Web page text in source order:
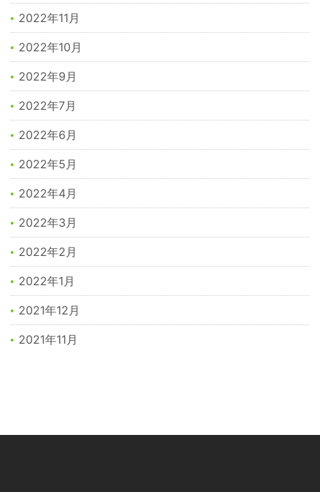
2022年11月
2022年10月
2022年9月
2022年7月
2022年6月
2022年5月
2022年4月
2022年3月
2022年2月
2022年1月
2021年12月
2021年11月